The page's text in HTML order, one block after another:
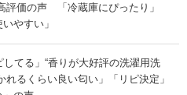
評価の声 「冷蔵庫にぴったり」
やすい」
してる」“香りが大好評の洗濯用洗
れるくらい良い匂い」「リピ決定」